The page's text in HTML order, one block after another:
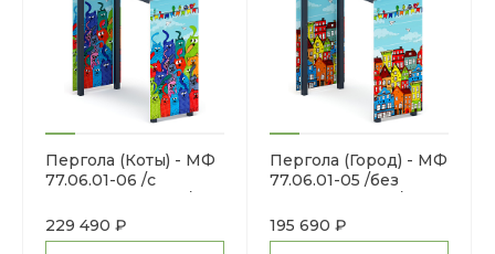
Пергола (Коты) - МФ
77.06.01-06 /с
229 490 ₽
Пергола (Город) - МФ
77.06.01-05 /без
195 690 ₽